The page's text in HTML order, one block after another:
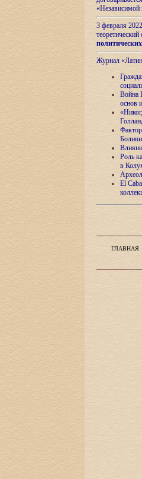
«Независимой
3 февраля
теоретический
Журнал
Война
основ
Роль
в
El
ГЛАВНАЯ